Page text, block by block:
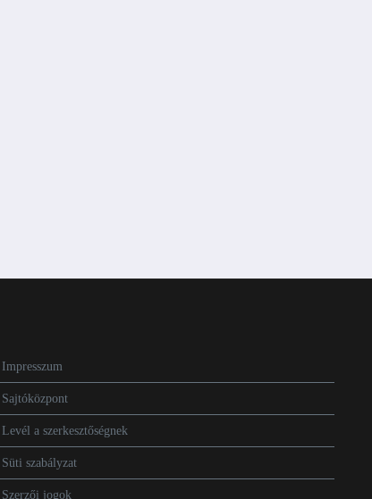
Impresszum
Sajtóközpont
Levél a szerkesztőségnek
Süti szabályzat
Szerzői jogok